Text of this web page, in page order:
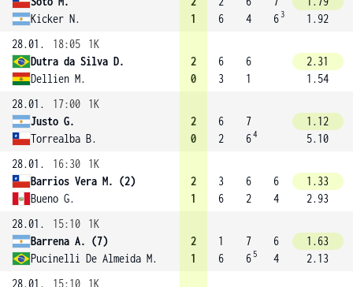
Kicker N.
1
6
4
6 3
1.92
28.01.
18:05
1K
Dutra da Silva D.
Dellien M.
2
0
6
3
6
1
2.31
1.54
28.01.
17:00
1K
Justo G.
Torrealba B.
2
0
6
2
7
64
1.12
5.10
28.01.
16:30
1K
Barrios Vera M. (2)
Bueno G.
2
1
3
6
6
2
6
4
1.33
2.93
28.01.
15:10
1K
Barrena A. (7)
Pucinelli De Almeida M.
2
1
1
6
7
6 5
6
4
1.63
2.13
28.01.
15:10 1K